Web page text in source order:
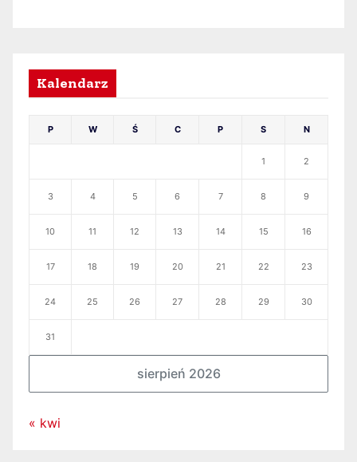
Kalendarz
sierpień 2026
P W Ś C P S N
1 2
3 4 5 6 7 8 9
10 11 12 13 14 15 16
17 18 19 20 21 22 23
24 25 26 27 28 29 30
31
« kwi